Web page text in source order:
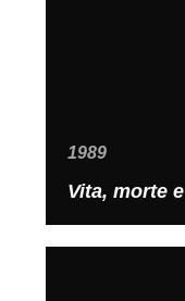
1989
Vita, morte